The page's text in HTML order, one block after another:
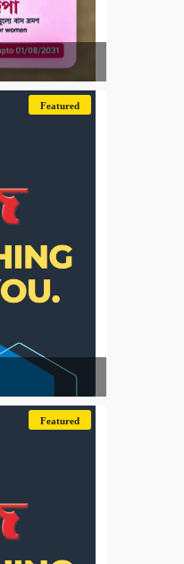
Featured
Featured